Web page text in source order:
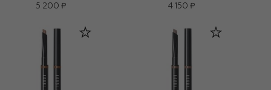
Blonde (0,33g)
5 200 ₽
Warm Blonde
4 150 ₽